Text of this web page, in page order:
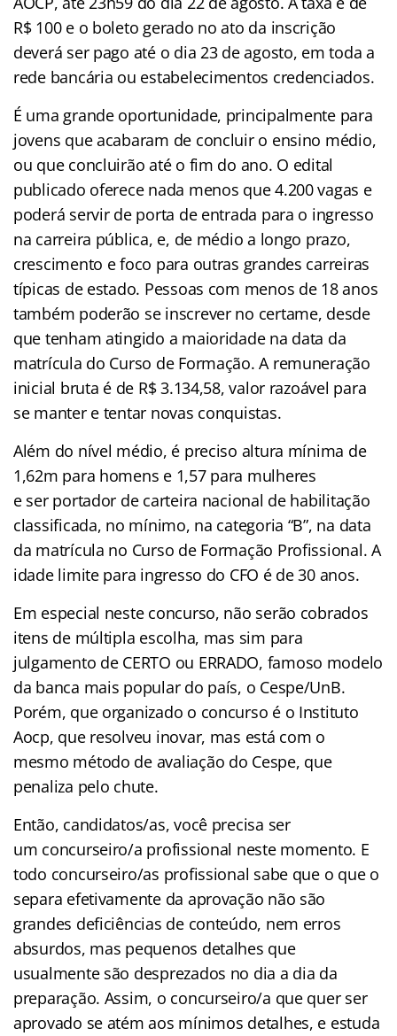
R$ 100 e o boleto gerado no ato da inscrição
deverá ser pago até o dia 23 de agosto, em toda a
rede bancária ou estabelecimentos credenciados.
É uma grande oportunidade, principalmente para
jovens que acabaram de concluir o ensino médio,
ou que concluirão até o fim do ano. O edital
publicado oferece nada menos que 4.200 vagas e
poderá servir de porta de entrada para o ingresso
na carreira pública, e, de médio a longo prazo,
crescimento e foco para outras grandes carreiras
típicas de estado. Pessoas com menos de 18 anos
também poderão se inscrever no certame, desde
que tenham atingido a maioridade na data da
matrícula do Curso de Formação. A remuneração
inicial bruta é de R$ 3.134,58, valor razoável para
se manter e tentar novas conquistas.
Além do nível médio, é preciso altura mínima de
1,62m para homens e 1,57 para mulheres
e ser portador de carteira nacional de habilitação
classificada, no mínimo, na categoria “B”, na data
da matrícula no Curso de Formação Profissional. A
idade limite para ingresso do CFO é de 30 anos.
Em especial neste concurso, não serão cobrados
itens de múltipla escolha, mas sim para
julgamento de CERTO ou ERRADO, famoso modelo
da banca mais popular do país, o Cespe/UnB.
Porém, que organizado o concurso é o Instituto
Aocp, que resolveu inovar, mas está com o
mesmo método de avaliação do Cespe, que
penaliza pelo chute.
Então, candidatos/as, você precisa ser
um concurseiro/a profissional neste momento. E
todo concurseiro/as profissional sabe que o que o
separa efetivamente da aprovação não são
grandes deficiências de conteúdo, nem erros
absurdos, mas pequenos detalhes que
usualmente são desprezados no dia a dia da
preparação. Assim, o concurseiro/a que quer ser
aprovado se atém aos mínimos detalhes, e estuda